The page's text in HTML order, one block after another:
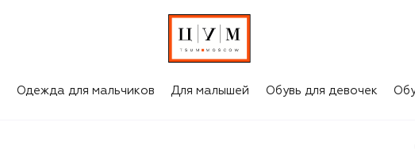
Одежда для мальчиков Для малышей Обувь для девочек